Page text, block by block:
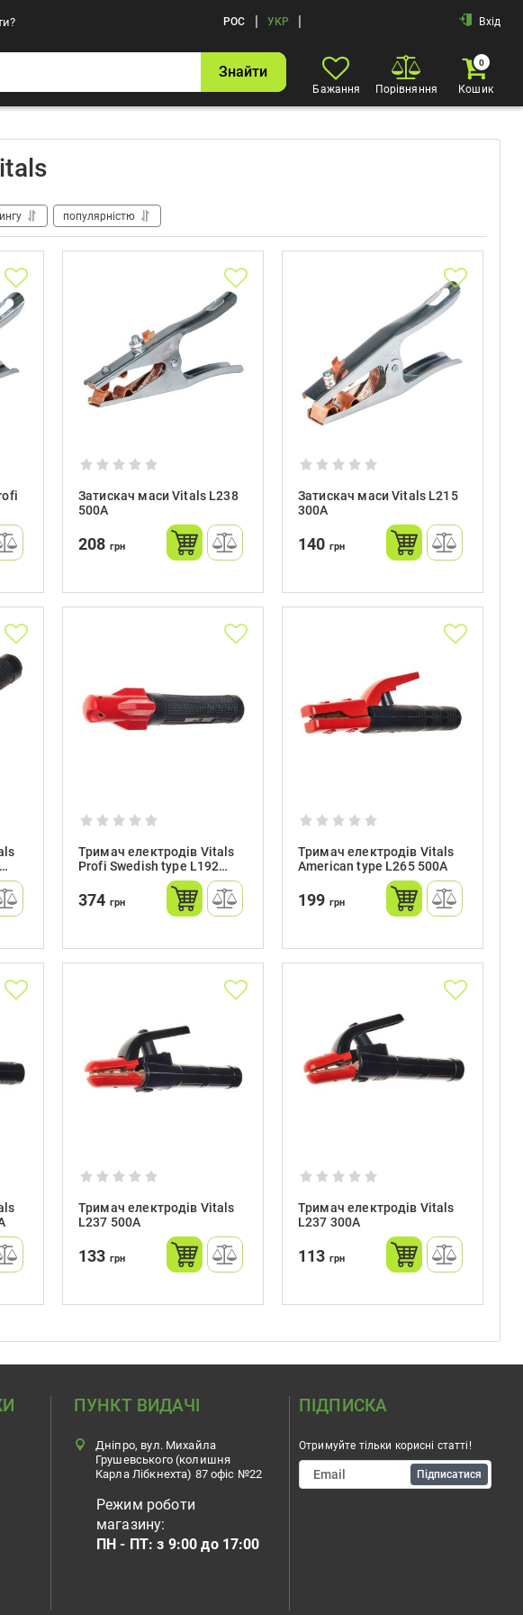
РОС | УКР | Вхід
Знайти
Бажання Порівняння
0
Кошик
популярністю
Затискач маси Vitals L238
500A
208 грн
Затискач маси Vitals L215
300A
140 грн
Тримач електродів Vitals
Profi Swedish type L192
374 грн
Тримач електродів Vitals
American type L265 500A
199 грн
Тримач електродів Vitals
L237 500A
133 грн
Тримач електродів Vitals
L237 300A
113 грн
ПУНКТ ВИДАЧІ
Дніпро, вул. Михайла
Грушевського (колишня
Карла Лібкнехта) 87 офіс №22
Режим роботи
магазину:
ПН - ПТ: з 9:00 до 17:00
ПІДПИСКА
Отримуйте тільки корисні статті!
Підписатися